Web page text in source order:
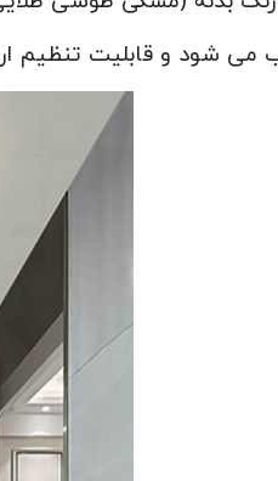
شود و قابلیت تنظیم